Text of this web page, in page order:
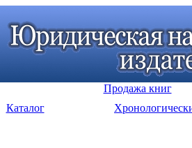
Продажа книг
Каталог